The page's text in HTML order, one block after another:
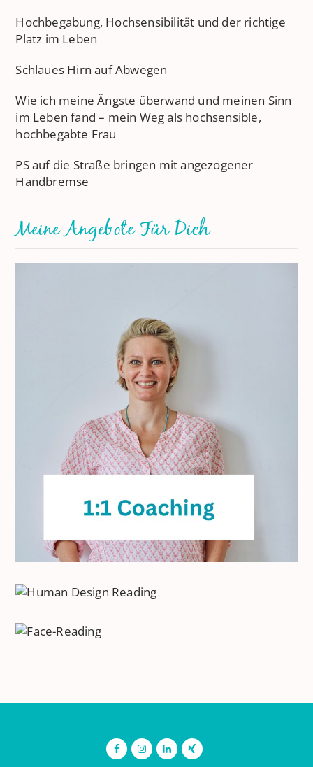
Hochbegabung, Hochsensibilität und der richtige
Platz im Leben
Schlaues Hirn auf Abwegen
Wie ich meine Ängste überwand und meinen Sinn
im Leben fand – mein Weg als hochsensible,
hochbegabte Frau
PS auf die Straße bringen mit angezogener
Handbremse
Meine Angebote Für Dich